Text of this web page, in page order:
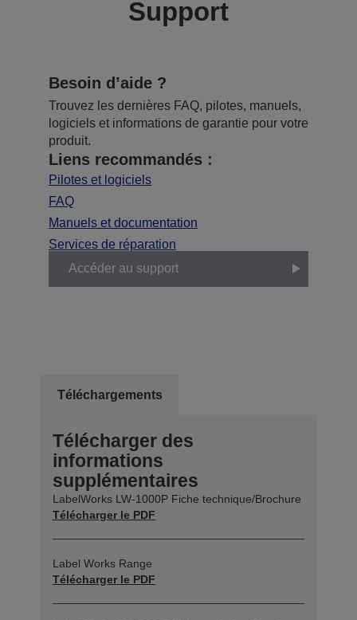
Support
Besoin d’aide ?
Trouvez les dernières FAQ, pilotes, manuels,
logiciels et informations de garantie pour votre
produit.
Liens recommandés :
Pilotes et logiciels
FAQ
Manuels et documentation
Services de réparation
Accéder au support
Téléchargements
Télécharger des
informations
supplémentaires
LabelWorks LW-1000P Fiche technique/Brochure
Télécharger le PDF
Label Works Range
Télécharger le PDF